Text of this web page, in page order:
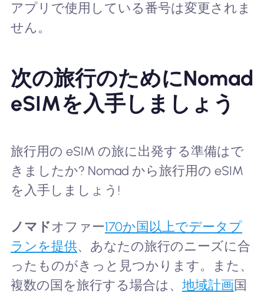
アプリで使用している番号は変更されま
せん。
次の旅行のためにNomad
eSIMを入手しましょう
旅行用の eSIM の旅に出発する準備はで
きましたか? Nomad から旅行用の eSIM
を入手しましょう!
ノマドオファー170か国以上でデータプ
ランを提供、あなたの旅行のニーズに合
ったものがきっと見つかります。また、
複数の国を旅行する場合は、 地域計画国